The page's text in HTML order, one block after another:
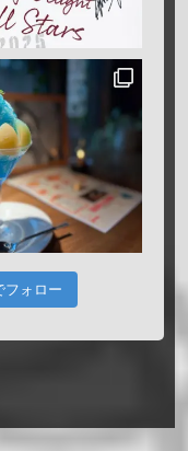
フォロー